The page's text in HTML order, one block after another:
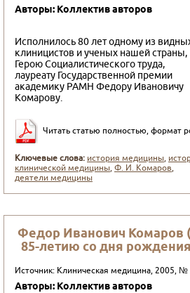
Авторы: Коллектив авторов
Исполнилось 80 лет одному из
клиницистов и ученых нашей страны,
Герою Социали­стического труда,
лауреату Госу­дарственной премии
академику РАМН Федору Ивановичу
Кома­рову.
Читать статью полностью, формат
Ключевые слова: история медицины,
клинической медицины,Ф. И. Комаров,
деятели медицины
Федор Иванович Комаров
85-летию со дня
Источник: Клиническая медицина, 2005, №
Авторы: Коллектив авторов